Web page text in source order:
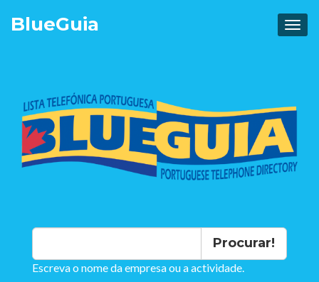
BlueGuia
Procurar!
Escreva o nome da empresa ou a actividade.